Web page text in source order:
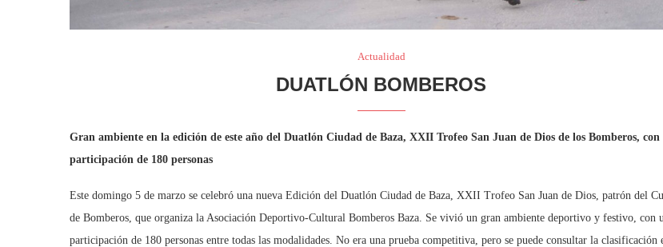
Actualidad
DUATLÓN BOMBEROS
Gran ambiente en la edición de este año del Duatlón Ciudad de Baza, XXII Trofeo San Juan de Dios de los Bomberos, con
participación de 180 personas
Este domingo 5 de marzo se celebró una nueva Edición del Duatlón Ciudad de Baza, XXII Trofeo San Juan de Dios, patrón del
de Bomberos, que organiza la Asociación Deportivo-Cultural Bomberos Baza. Se vivió un gran ambiente deportivo y festivo, con
participación de 180 personas entre todas las modalidades. No era una prueba competitiva, pero se puede consultar la clasificación